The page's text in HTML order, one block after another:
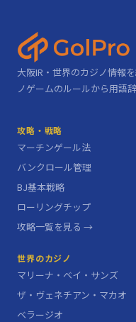
大阪IR・世界のカジノ情報
ノゲームのルールから用語
攻略・戦略
マーチンゲール法
バンクロール管理
BJ基本戦略
ローリングチップ
攻略一覧を見る →
世界のカジノ
マリーナ・ベイ・サンズ
ザ・ヴェネチアン・マカオ
ベラージオ